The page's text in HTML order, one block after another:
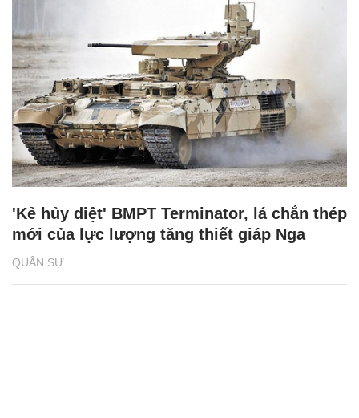
QUÂN SỰ
'Kẻ hủy diệt' BMPT Terminator, lá chắn thép
mới của lực lượng tăng thiết giáp Nga